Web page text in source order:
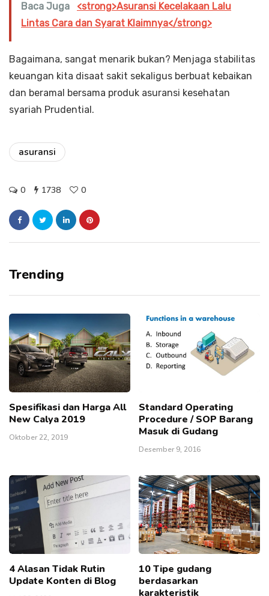
Baca Juga
<strong>Asuransi Kecelakaan Lalu
Lintas Cara dan Syarat Klaimnya</strong>
Bagaimana, sangat menarik bukan? Menjaga stabilitas
keuangan kita disaat sakit sekaligus berbuat kebaikan
dan beramal bersama produk asuransi kesehatan
syariah Prudential.
asuransi
0 1738 0
Trending
Spesifikasi dan Harga All
New Calya 2019
Oktober 22, 2019
Standard Operating
Procedure / SOP Barang
Masuk di Gudang
Desember 9, 2016
4 Alasan Tidak Rutin
Update Konten di Blog
10 Tipe gudang
berdasarkan
karakteristik